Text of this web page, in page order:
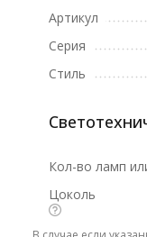
Артикул
Серия
Стиль
Кол-во ламп
Цоколь